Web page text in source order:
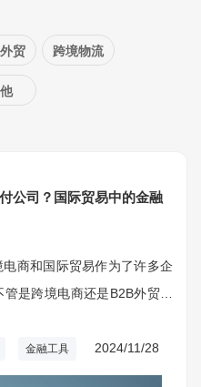
贸 跨境物流
公司？国际贸易中的金融
商和国际贸易作为了许多企
是跨境电商还是B2B外贸交
行、降低支付成本、提高资
关键作用。
金融工具 2024/11/28